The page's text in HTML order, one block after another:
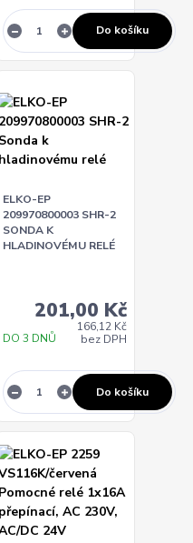
Do košíku
ELKO-EP
209970800003 SHR-2
SONDA K
HLADINOVÉMU RELÉ
201,00 Kč
166,12 Kč
bez DPH
DO 3 DNŮ
Do košíku